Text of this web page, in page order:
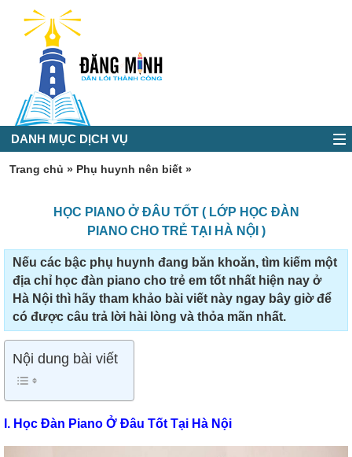
DANH MỤC DỊCH VỤ
Trang chủ » Phụ huynh nên biết »
HỌC PIANO Ở ĐÂU TỐT ( LỚP HỌC ĐÀN
PIANO CHO TRẺ TẠI HÀ NỘI )
Nếu các bậc phụ huynh đang băn khoăn, tìm kiếm một
địa chỉ học đàn piano cho trẻ em tốt nhất hiện nay ở
Hà Nội thì hãy tham khảo bài viết này ngay bây giờ để
có được câu trả lời hài lòng và thỏa mãn nhất.
Nội dung bài viết
I. Học Đàn Piano Ở Đâu Tốt Tại Hà Nội